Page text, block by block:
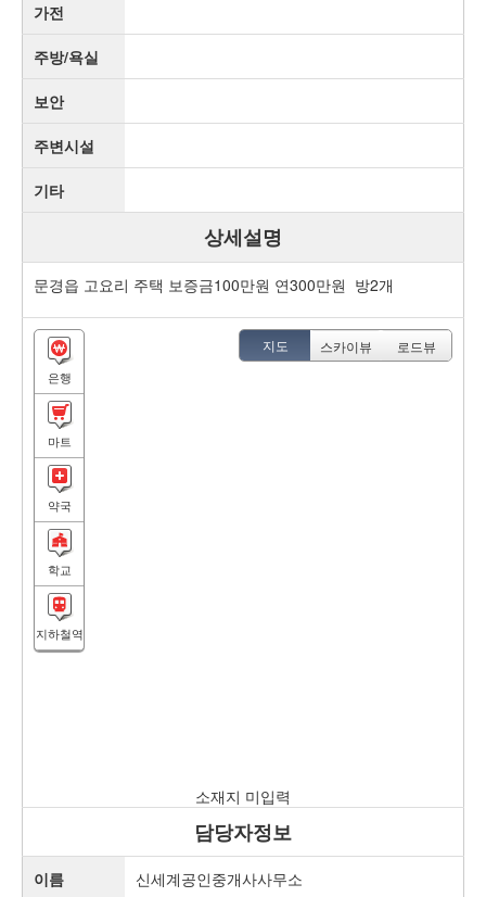
가전
주방/욕실
보안
주변시설
기타
상세설명
문경읍 고요리 주택 보증금100만원 연300만원 방2개
지도 스카이뷰 로드뷰
은행
마트
약국
학교
지하철역
소재지 미입력
담당자정보
이름 신세계공인중개사사무소